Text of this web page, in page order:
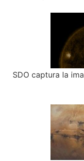
SDO captura la